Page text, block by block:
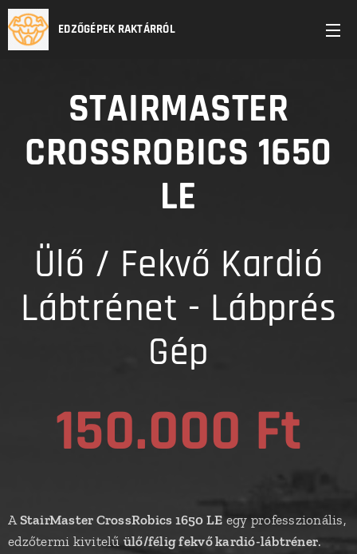
EDZŐGÉPEK RAKTÁRRÓL
STAIRMASTER
CROSSROBICS 1650
LE
Ülő / Fekvő Kardió
Lábtrénet - Lábprés
Gép
150.000 Ft
AStairMaster CrossRobics 1650 LE egy professzionális,
edzőtermi kivitelű ülő/félig fekvő kardió-lábtréner.